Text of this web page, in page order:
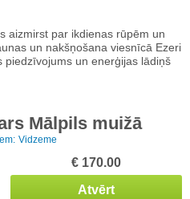
aizmirst par ikdienas rūpēm un
un nakšņošana viesnīcā Ezeri
piedzīvojums un enerģijas lādiņš
Mālpils muižā
Vidzeme
€ 170.00
Atvērt